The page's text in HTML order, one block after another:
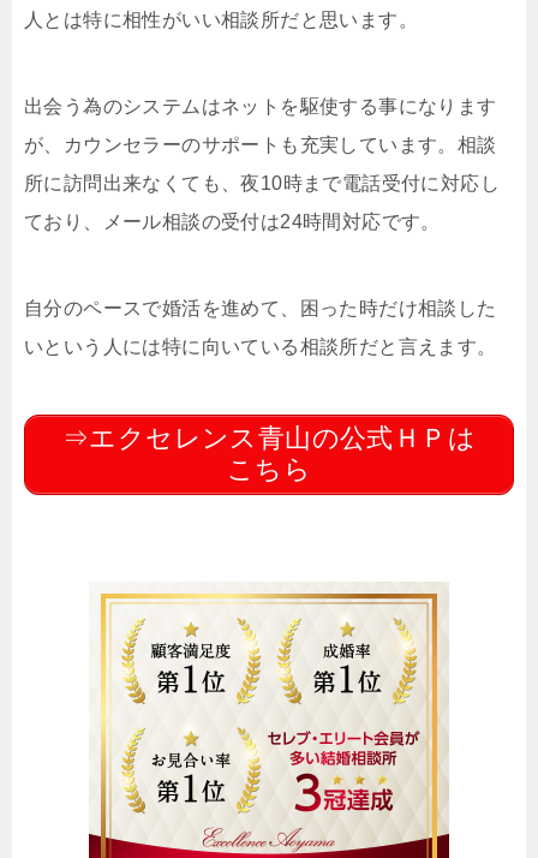
人とは特に相性がいい相談所だと思います。
出会う為のシステムはネットを駆使する事になります
が、カウンセラーのサポートも充実しています。相談
所に訪問出来なくても、夜10時まで電話受付に対応し
ており、メール相談の受付は24時間対応です。
自分のペースで婚活を進めて、困った時だけ相談した
いという人には特に向いている相談所だと言えます。
⇒エクセレンス青山の公式ＨＰは
こちら